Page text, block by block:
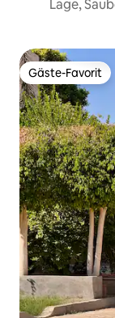
Lage,
Gäste-Favorit
Gäste-Favorit